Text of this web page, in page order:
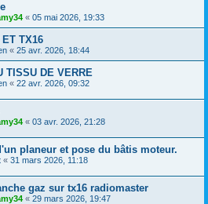
« 05 mai 2026, 19:33
ET TX16
« 25 avr. 2026, 18:44
TISSU DE VERRE
« 22 avr. 2026, 09:32
« 03 avr. 2026, 21:28
planeur et pose du bâtis moteur.
« 31 mars 2026, 11:18
gaz sur tx16 radiomaster
« 29 mars 2026, 19:47